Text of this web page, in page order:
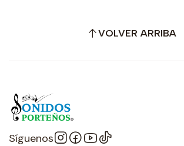
VOLVER ARRIBA
Síguenos